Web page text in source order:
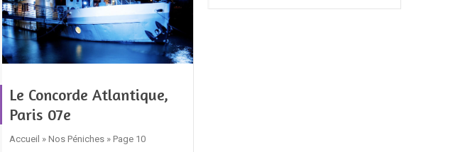
Le Concorde Atlantique,
Paris 07e
Accueil » Nos Péniches » Page 10